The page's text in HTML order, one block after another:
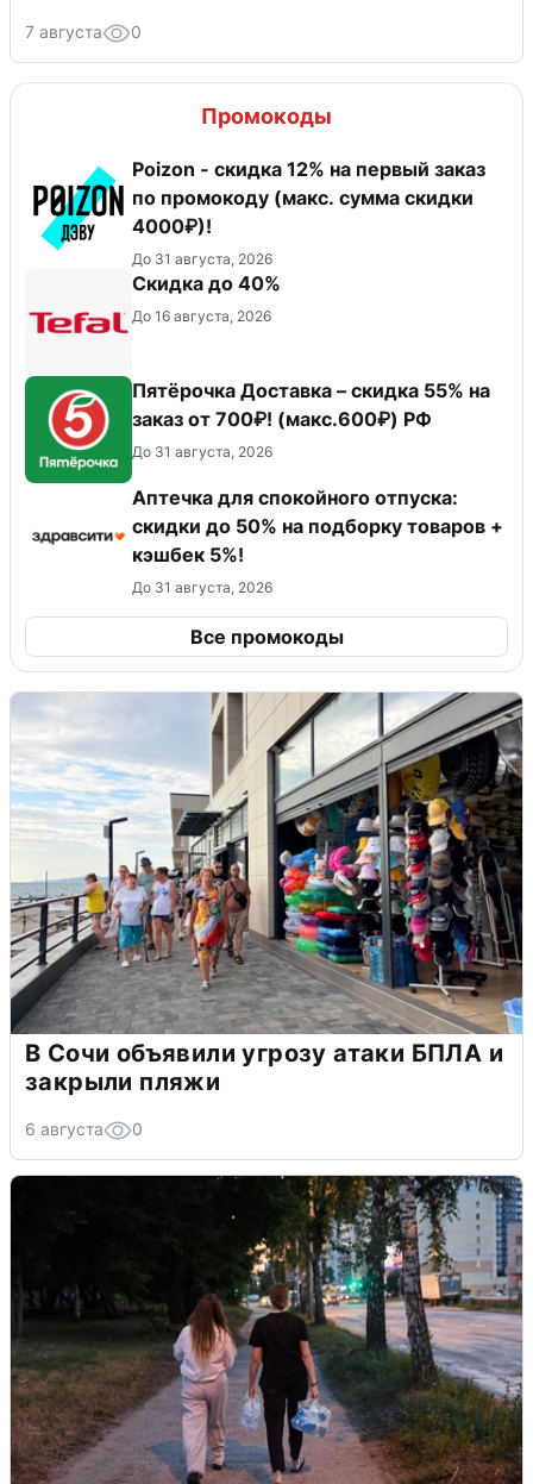
7 августа 0
Промокоды
Poizon - скидка 12% на первый заказ
по промокоду (макс. сумма скидки
4000₽)!
До 31 августа, 2026
Скидка до 40%
До 16 августа, 2026
Пятёрочка Доставка – скидка 55% на
заказ от 700₽! (макс.600₽) РФ
До 31 августа, 2026
Аптечка для спокойного отпуска:
скидки до 50% на подборку товаров +
кэшбек 5%!
До 31 августа, 2026
Все промокоды
В Сочи объявили угрозу атаки БПЛА и
закрыли пляжи
6 августа 0